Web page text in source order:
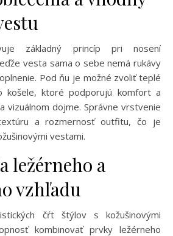
základný princíp pri nosení
vesta sama o sebe nemá rukávy
Pod ňu je možné zvoliť teplé
košele, ktoré podporujú komfort a
vizuálnom dojme. Správne vrstvenie
a rozmernosť outfitu, čo je
vestami.
ležérneho a
vzhľadu
čŕt štýlov s kožušinovými
kombinovať prvky ležérneho